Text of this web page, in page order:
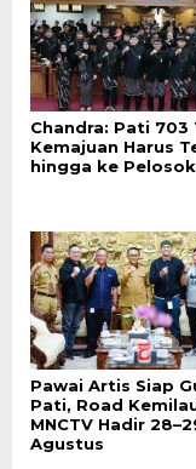
Chandra: Pati 703
Kemajuan Harus
hingga ke Pelosok
Pawai Artis Siap
Pati, Road
MNCTV Hadir
Agustus